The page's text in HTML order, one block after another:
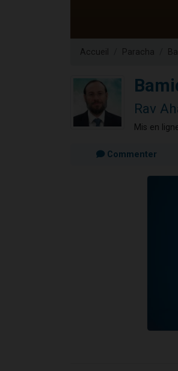
Accueil Paracha
Rav
Mis en
Commenter